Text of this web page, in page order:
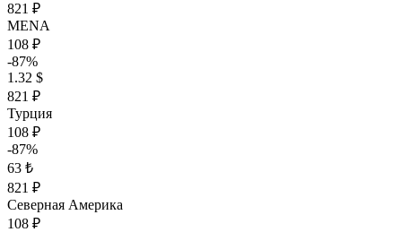
821 ₽
MENA
108 ₽
-87%
1.32 $
821 ₽
Турция
108 ₽
-87%
63 ₺
821 ₽
Северная Америка
108 ₽